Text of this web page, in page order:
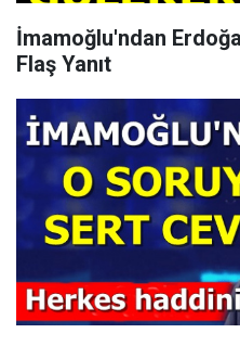
İmamoğlu'ndan
Flaş Yanıt